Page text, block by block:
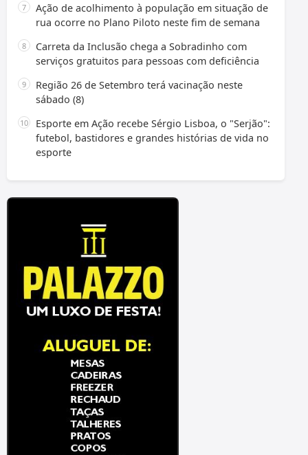
Ação de acolhimento à população em situação de
rua ocorre no Plano Piloto neste fim de semana
Carreta da Inclusão chega a Sobradinho com
serviços gratuitos para pessoas com deficiência
Região 26 de Setembro terá vacinação neste
sábado (8)
Esporte em Ação recebe Sérgio Lisboa, o "Serjão":
futebol, bastidores e grandes histórias de vida no
esporte